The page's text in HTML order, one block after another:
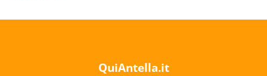
QuiAntella.it